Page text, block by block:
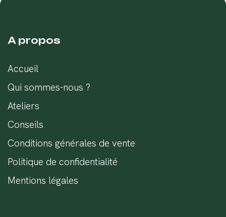
A propos
Accueil
Qui sommes-nous ?
Ateliers
Conseils
Conditions générales de vente
Politique de confidentialité
Mentions légales